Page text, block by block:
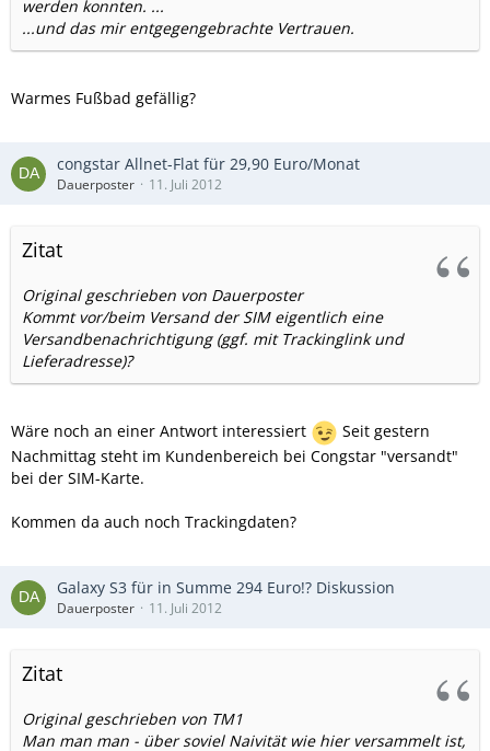
werden konnten. ...
...und das mir entgegengebrachte Vertrauen.
Warmes Fußbad gefällig?
congstar Allnet-Flat für 29,90 Euro/Monat
Dauerposter 11. Juli 2012
Zitat
Original geschrieben von Dauerposter
Kommt vor/beim Versand der SIM eigentlich eine
Versandbenachrichtigung (ggf. mit Trackinglink und
Lieferadresse)?
Wäre noch an einer Antwort interessiert
Seit gestern
Nachmittag steht im Kundenbereich bei Congstar "versandt"
bei der SIM-Karte.
Kommen da auch noch Trackingdaten?
Galaxy S3 für in Summe 294 Euro!? Diskussion
Dauerposter 11. Juli 2012
Zitat
Original geschrieben von TM1
Man man man - über soviel Naivität wie hier versammelt ist,